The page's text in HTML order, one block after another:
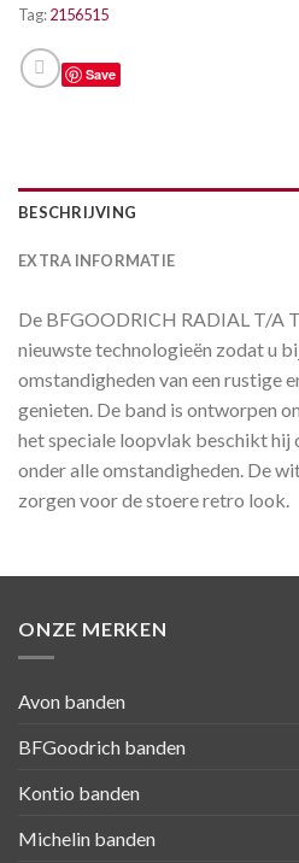
Tag:2156515
Save
BESCHRIJVING
EXTRA INFORMATIE
De BFGOODRICH RADIAL T/A
nieuwste technologieën zodat u
omstandigheden van een rustige
genieten. De band is ontworpen
het speciale loopvlak beschikt hij
onder alle omstandigheden. De
zorgen voor de stoere retro look.
ONZE MERKEN
Avon banden
BFGoodrich banden
Kontio banden
Michelin banden